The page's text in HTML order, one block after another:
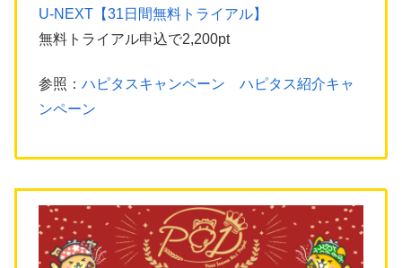
U-NEXT【31日間無料トライアル】
無料トライアル申込で2,200pt
参照： ハピタスキャンペーン ハピタス紹介キャ
ンペーン